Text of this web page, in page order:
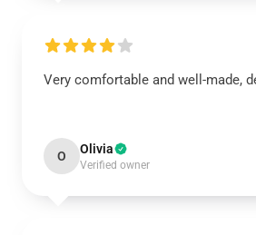
Very comfortable and well-made,
O Olivia
Verified owner